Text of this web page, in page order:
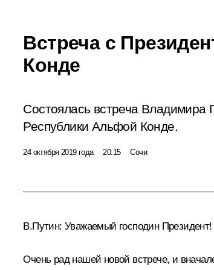
Встреча с
Конде
Состоялась встреча Владимира
Республики Альфой Конде.
24 октября 2019 года 20:15 Сочи
В.Путин: Уважаемый господин Президент!
Очень рад нашей новой встрече, и